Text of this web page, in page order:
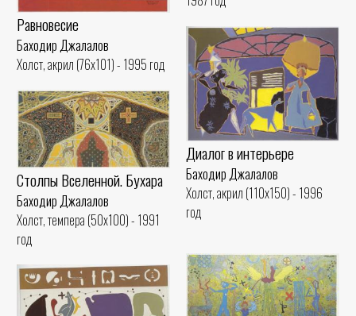
Равновесие
Баходир Джалалов
Холст, акрил (76x101) - 1995 год
Диалог в интерьере
Баходир Джалалов
Холст, акрил (110x150) - 1996
год
Столпы Вселенной. Бухара
Баходир Джалалов
Холст, темпера (50x100) - 1991
год